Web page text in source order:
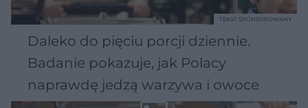
Daleko do pięciu porcji dziennie.
Badanie pokazuje, jak Polacy
naprawdę jedzą warzywa i owoce
TEKST SPONSOROWANY